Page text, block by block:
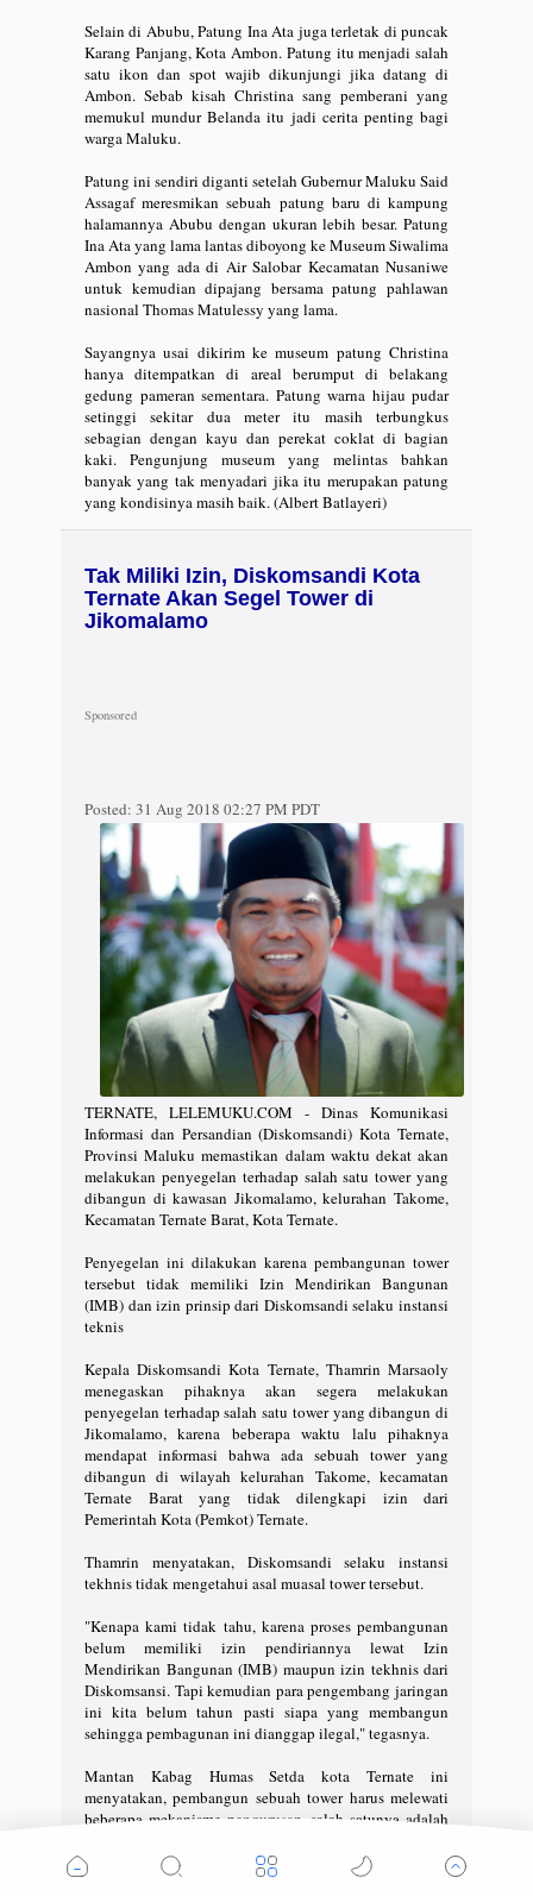
Selain di Abubu, Patung Ina Ata juga terletak di puncak
Karang Panjang, Kota Ambon. Patung itu menjadi salah
satu ikon dan spot wajib dikunjungi jika datang di
Ambon. Sebab kisah Christina sang pemberani yang
memukul mundur Belanda itu jadi cerita penting bagi
warga Maluku.
Patung ini sendiri diganti setelah Gubernur Maluku Said
Assagaf meresmikan sebuah patung baru di kampung
halamannya Abubu dengan ukuran lebih besar. Patung
Ina Ata yang lama lantas diboyong ke Museum Siwalima
Ambon yang ada di Air Salobar Kecamatan Nusaniwe
untuk kemudian dipajang bersama patung pahlawan
nasional Thomas Matulessy yang lama.
Sayangnya usai dikirim ke museum patung Christina
hanya ditempatkan di areal berumput di belakang
gedung pameran sementara. Patung warna hijau pudar
setinggi sekitar dua meter itu masih terbungkus
sebagian dengan kayu dan perekat coklat di bagian
kaki. Pengunjung museum yang melintas bahkan
banyak yang tak menyadari jika itu merupakan patung
yang kondisinya masih baik. (Albert Batlayeri)
Tak Miliki Izin, Diskomsandi Kota
Ternate Akan Segel Tower di
Jikomalamo
Posted: 31 Aug 2018 02:27 PM PDT
TERNATE, LELEMUKU.COM - Dinas Komunikasi
Informasi dan Persandian (Diskomsandi) Kota Ternate,
Provinsi Maluku memastikan dalam waktu dekat akan
melakukan penyegelan terhadap salah satu tower yang
dibangun di kawasan Jikomalamo, kelurahan Takome,
Kecamatan Ternate Barat, Kota Ternate.
Penyegelan ini dilakukan karena pembangunan tower
tersebut tidak memiliki Izin Mendirikan Bangunan
(IMB) dan izin prinsip dari Diskomsandi selaku instansi
teknis
Kepala Diskomsandi Kota Ternate, Thamrin Marsaoly
menegaskan pihaknya akan segera melakukan
penyegelan terhadap salah satu tower yang dibangun di
Jikomalamo, karena beberapa waktu lalu pihaknya
mendapat informasi bahwa ada sebuah tower yang
dibangun di wilayah kelurahan Takome, kecamatan
Ternate Barat yang tidak dilengkapi izin dari
Pemerintah Kota (Pemkot) Ternate.
Thamrin menyatakan, Diskomsandi selaku instansi
tekhnis tidak mengetahui asal muasal tower tersebut.
"Kenapa kami tidak tahu, karena proses pembangunan
belum memiliki izin pendiriannya lewat Izin
Mendirikan Bangunan (IMB) maupun izin tekhnis dari
Diskomsansi. Tapi kemudian para pengembang jaringan
ini kita belum tahun pasti siapa yang membangun
sehingga pembagunan ini dianggap ilegal," tegasnya.
Mantan Kabag Humas Setda kota Ternate ini
menyatakan, pembangun sebuah tower harus melewati
beberapa mekanisme pengurusan, salah satunya adalah
Diskomsandi sebagai syarat mutlak untuk sebuah
pembangunan tower, tapi kemudain sampai saat ini